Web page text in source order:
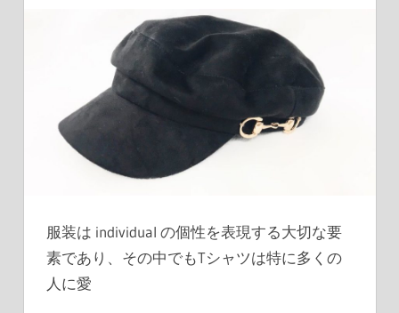
服装は individual の個性を表現する大切な要
素であり、その中でもTシャツは特に多くの
人に愛